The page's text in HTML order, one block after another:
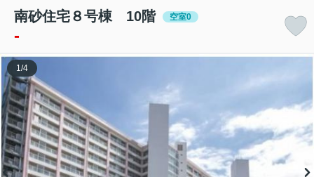
南砂住宅８号棟 10階 空室0
-
1/4